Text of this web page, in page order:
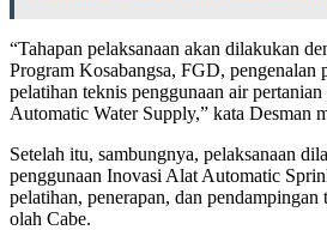
“Tahapan pelaksanaan akan dilakukan
Program Kosabangsa, FGD, pengenalan
pelatihan teknis penggunaan air
Automatic Water Supply,” kata Desman
Setelah itu, sambungnya, pelaksanaan
penggunaan Inovasi Alat Automatic
pelatihan, penerapan, dan pendampingan
olah Cabe.